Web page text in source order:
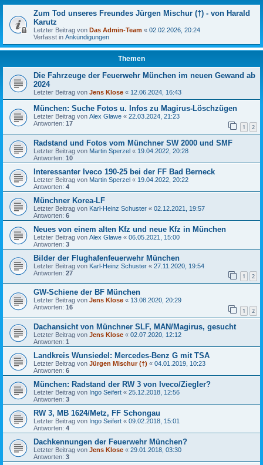
Zum Tod unseres Freundes Jürgen Mischur (†) - von Harald
Karutz
Letzter Beitrag von Das Admin-Team « 02.02.2026, 20:24
Verfasst in Ankündigungen
Themen
Die Fahrzeuge der Feuerwehr München im neuen Gewand ab
2024
Letzter Beitrag von Jens Klose « 12.06.2024, 16:43
München: Suche Fotos u. Infos zu Magirus-Löschzügen
Letzter Beitrag von Alex Glawe « 22.03.2024, 21:23
Antworten: 17 1 2
Radstand und Fotos vom Münchner SW 2000 und SMF
Letzter Beitrag von Martin Sperzel « 19.04.2022, 20:28
Antworten: 10
Interessanter Iveco 190-25 bei der FF Bad Berneck
Letzter Beitrag von Martin Sperzel « 19.04.2022, 20:22
Antworten: 4
Münchner Korea-LF
Letzter Beitrag von Karl-Heinz Schuster « 02.12.2021, 19:57
Antworten: 6
Neues von einem alten Kfz und neue Kfz in München
Letzter Beitrag von Alex Glawe « 06.05.2021, 15:00
Antworten: 3
Bilder der Flughafenfeuerwehr München
Letzter Beitrag von Karl-Heinz Schuster « 27.11.2020, 19:54
Antworten: 27 1 2
GW-Schiene der BF München
Letzter Beitrag von Jens Klose « 13.08.2020, 20:29
Antworten: 16 1 2
Dachansicht von Münchner SLF, MAN/Magirus, gesucht
Letzter Beitrag von Jens Klose « 02.07.2020, 12:12
Antworten: 1
Landkreis Wunsiedel: Mercedes-Benz G mit TSA
Letzter Beitrag von Jürgen Mischur (†) « 04.01.2019, 10:23
Antworten: 6
München: Radstand der RW 3 von Iveco/Ziegler?
Letzter Beitrag von Ingo Seifert « 25.12.2018, 12:56
Antworten: 3
RW 3, MB 1624/Metz, FF Schongau
Letzter Beitrag von Ingo Seifert « 09.02.2018, 15:01
Antworten: 4
Dachkennungen der Feuerwehr München?
Letzter Beitrag von Jens Klose « 29.01.2018, 03:30
Antworten: 3